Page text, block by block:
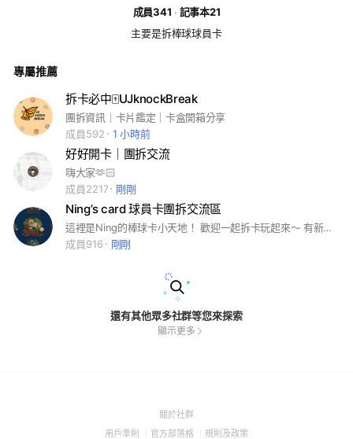
成員341
記事本21
主要是拆棒球球員卡
專屬推薦
拆卡必中🀄️UJknockBreak
團拆資訊｜卡片鑑定｜卡盒開箱分享
成員592
1 小時前
好好開卡｜團拆交流
嗨大家🫶🏻
成員2217
剛剛
Ning’s card 球員卡團拆交流區
這裡是Ning的棒球卡小天地！ 歡迎一起拆卡玩起來～ 有新的卡盒資訊或是大家想討論卡片都歡迎在社群裡聊天 互相交流～ 一起享受收藏的快樂吧！ #棒球卡 #卡盒代購 #Topps#球員卡 #收藏卡 #baseballcards #Topps #MLBcards#cardbr#sportscards#BBM#NPB
成員916
剛剛
還有其他眾多社群等您來探索
顯示更多
關於社群(Open
用戶準則 (Open
官方部落格 (Open
規則及政策(Open